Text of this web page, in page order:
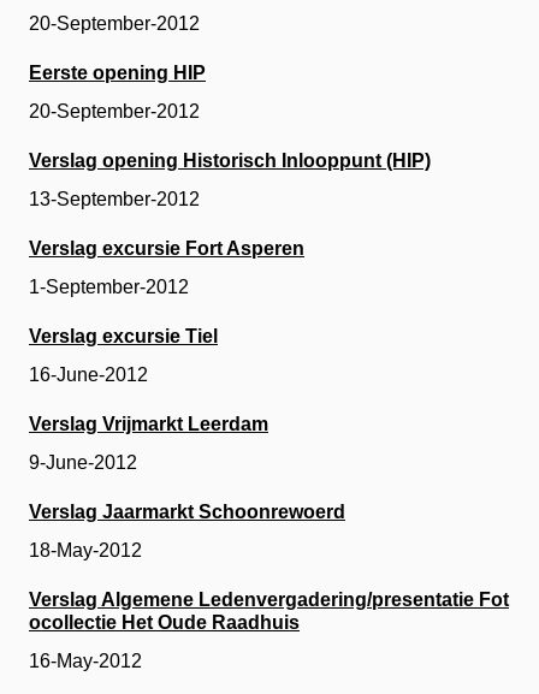
20-September-2012
Eerste opening HIP
20-September-2012
Verslag opening Historisch Inlooppunt (HIP)
13-September-2012
Verslag excursie Fort Asperen
1-September-2012
Verslag excursie Tiel
16-June-2012
Verslag Vrijmarkt Leerdam
9-June-2012
Verslag Jaarmarkt Schoonrewoerd
18-May-2012
Verslag Algemene Ledenvergadering/presentatie Fot
ocollectie Het Oude Raadhuis
16-May-2012